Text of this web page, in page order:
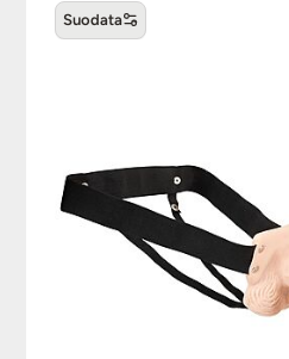
Suodata
Ontot strap-